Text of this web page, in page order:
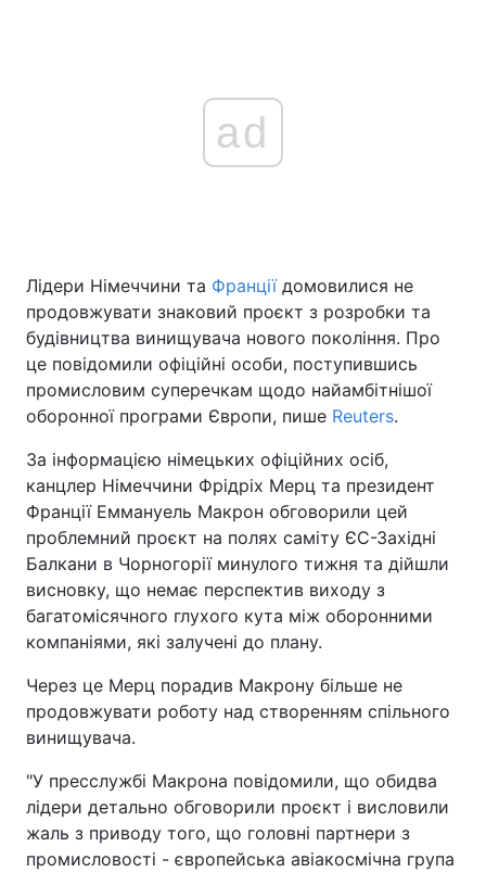
ad
Лідери Німеччини та Франціїдомовилися не
продовжувати знаковий проєкт з розробки та
будівництва винищувача нового покоління. Про
це повідомили офіційні особи, поступившись
промисловим суперечкам щодо найамбітнішої
оборонної програми Європи, пише Reuters.
За інформацією німецьких офіційних осіб,
канцлер Німеччини Фрідріх Мерц та президент
Франції Еммануель Макрон обговорили цей
проблемний проєкт на полях саміту ЄС-Західні
Балкани в Чорногорії минулого тижня та дійшли
висновку, що немає перспектив виходу з
багатомісячного глухого кута між оборонними
компаніями, які залучені до плану.
Через це Мерц порадив Макрону більше не
продовжувати роботу над створенням спільного
винищувача.
"У пресслужбі Макрона повідомили, що обидва
лідери детально обговорили проєкт і висловили
жаль з приводу того, що головні партнери з
промисловості - європейська авіакосмічна група